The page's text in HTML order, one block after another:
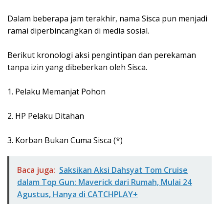
Dalam beberapa jam terakhir, nama Sisca pun menjadi
ramai diperbincangkan di media sosial. ⁣
Berikut kronologi aksi pengintipan dan perekaman
tanpa izin yang dibeberkan oleh Sisca.⁣
1. Pelaku Memanjat Pohon⁣
2. HP Pelaku Ditahan⁣
3. Korban Bukan Cuma Sisca⁣ (*)
Baca juga: Saksikan Aksi Dahsyat Tom Cruise
dalam Top Gun: Maverick dari Rumah, Mulai 24
Agustus, Hanya di CATCHPLAY+